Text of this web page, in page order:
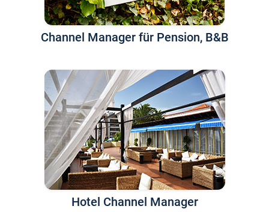
Channel Manager für Pension, B&B
Hotel Channel Manager